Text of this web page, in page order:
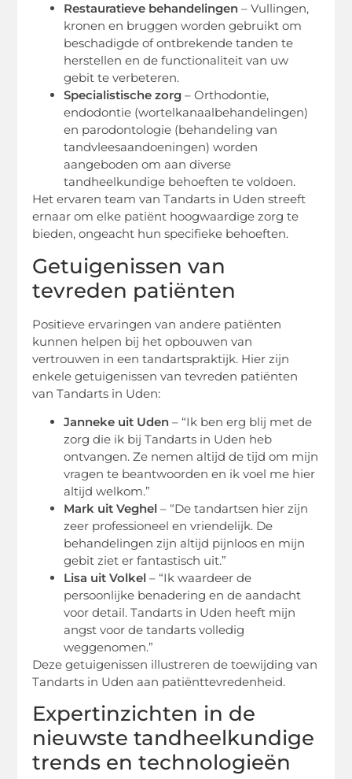
Restauratieve behandelingen – Vullingen,
kronen en bruggen worden gebruikt om
beschadigde of ontbrekende tanden te
herstellen en de functionaliteit van uw
gebit te verbeteren.
Specialistische zorg – Orthodontie,
endodontie (wortelkanaalbehandelingen)
en parodontologie (behandeling van
tandvleesaandoeningen) worden
aangeboden om aan diverse
tandheelkundige behoeften te voldoen.
Het ervaren team van Tandarts in Uden streeft
ernaar om elke patiënt hoogwaardige zorg te
bieden, ongeacht hun specifieke behoeften.
Getuigenissen van
tevreden patiënten
Positieve ervaringen van andere patiënten
kunnen helpen bij het opbouwen van
vertrouwen in een tandartspraktijk. Hier zijn
enkele getuigenissen van tevreden patiënten
van Tandarts in Uden:
Janneke uit Uden – “Ik ben erg blij met de
zorg die ik bij Tandarts in Uden heb
ontvangen. Ze nemen altijd de tijd om mijn
vragen te beantwoorden en ik voel me hier
altijd welkom.”
Mark uit Veghel – “De tandartsen hier zijn
zeer professioneel en vriendelijk. De
behandelingen zijn altijd pijnloos en mijn
gebit ziet er fantastisch uit.”
Lisa uit Volkel – “Ik waardeer de
persoonlijke benadering en de aandacht
voor detail. Tandarts in Uden heeft mijn
angst voor de tandarts volledig
weggenomen.”
Deze getuigenissen illustreren de toewijding van
Tandarts in Uden aan patiënttevredenheid.
Expertinzichten in de
nieuwste tandheelkundige
trends en technologieën